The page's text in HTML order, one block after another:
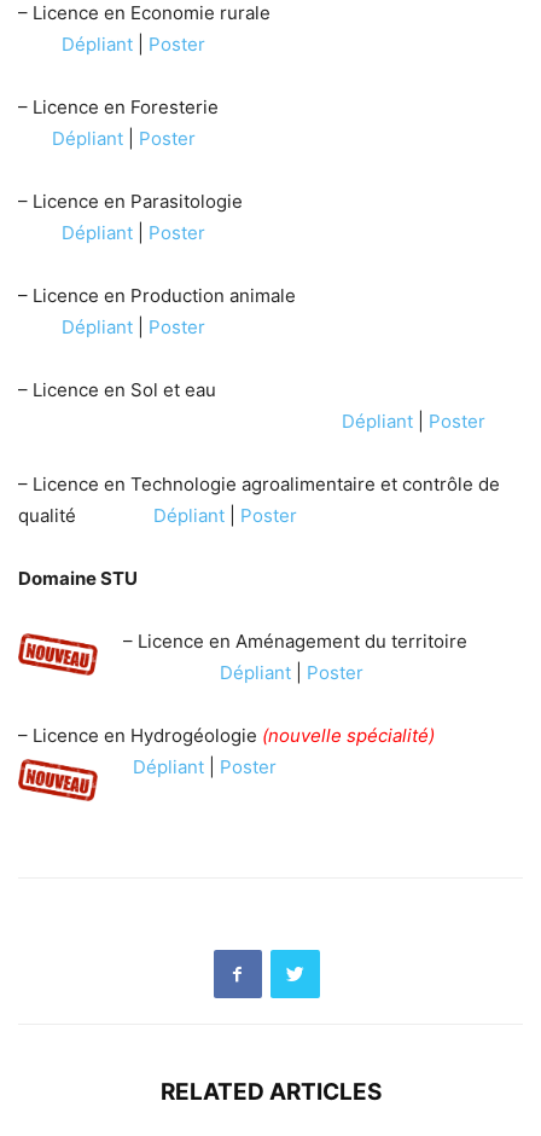
– Licence en Economie rurale
Dépliant
Poster
– Licence en Foresterie
Dépliant
Poster
– Licence en Parasitologie
Dépliant
Poster
– Licence en Production animale
Dépliant
Poster
– Licence en Sol et eau
Dépliant
Poster
– Licence en Technologie agroalimentaire et contrôle de
qualité Dépliant Poster
Domaine STU
– Licence en Aménagement du territoire
Dépliant
Poster
– Licence en Hydrogéologie (nouvelle spécialité)
Dépliant
Poster
RELATED ARTICLES